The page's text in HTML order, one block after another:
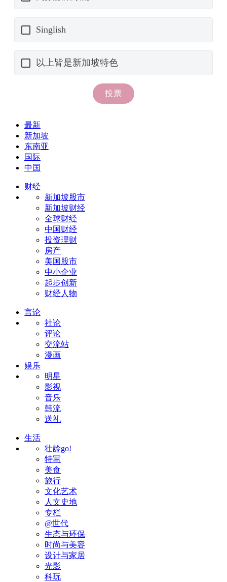
最新
新加坡
东南亚
国际
中国
财经
新加坡股市
新加坡财经
全球财经
中国财经
投资理财
房产
美国股市
中小企业
起步创新
财经人物
言论
社论
评论
交流站
漫画
娱乐
明星
影视
音乐
韩流
送礼
生活
壮龄go!
特写
美食
旅行
文化艺术
人文史地
专栏
@世代
生态与环保
时尚与美容
设计与家居
光影
科玩